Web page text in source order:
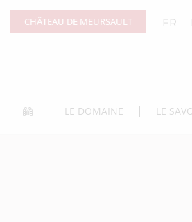
Panneau de gestion des cookies
CHÂTEAU DE MEURSAULT FR
LE DOMAINE LE